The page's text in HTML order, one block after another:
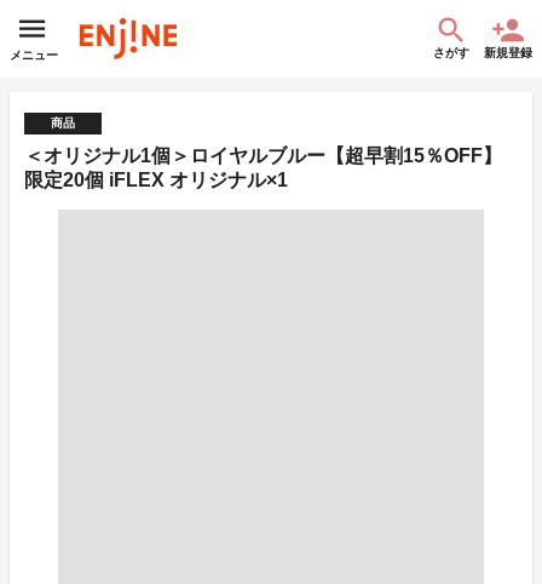
メニュー さがす 新規登録
商品
＜オリジナル1個＞ロイヤルブルー【超早割15％OFF】
限定20個 iFLEX オリジナル×1